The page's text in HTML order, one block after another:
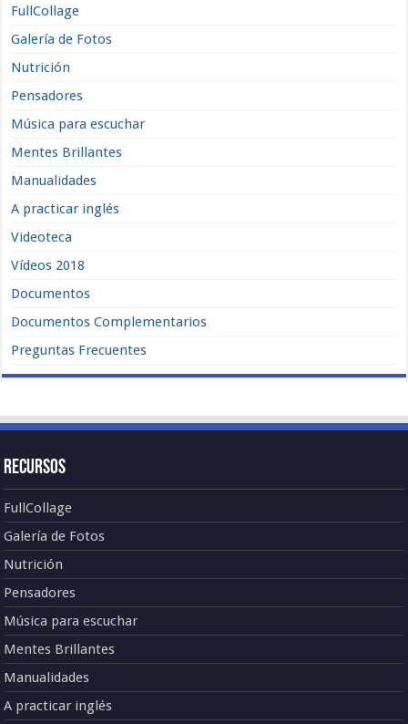
FullCollage
Galería de Fotos
Nutrición
Pensadores
Música para escuchar
Mentes Brillantes
Manualidades
A practicar inglés
Videoteca
Vídeos 2018
Documentos
Documentos Complementarios
Preguntas Frecuentes
Recursos
FullCollage
Galería de Fotos
Nutrición
Pensadores
Música para escuchar
Mentes Brillantes
Manualidades
A practicar inglés